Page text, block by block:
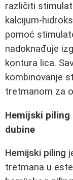
različiti
kalcijum-
pomoć
nadoknađuje
kontura lica.
kombinovanje
tretmanom za
Hemijski piling
dubine
Hemijski piling
tretmana u